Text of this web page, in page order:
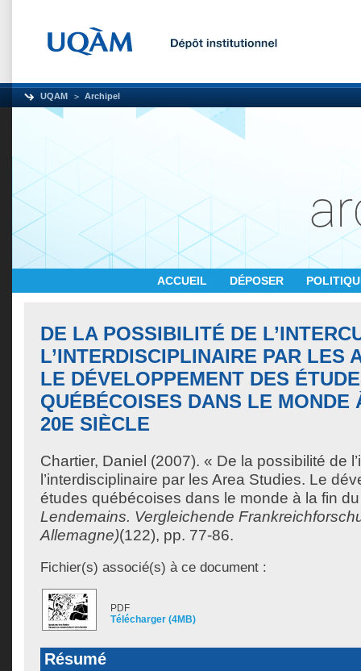
UQAM Archipel
ACCUEIL DÉPOSER
DE LA POSSIBILITÉ DE
L’INTERDISCIPLINAIRE PAR LES
LE DÉVELOPPEMENT DES
QUÉBÉCOISES DANS LE MONDE
20E SIÈCLE
Chartier, Daniel (2007). « De la possibilité de
l’interdisciplinaire par les Area Studies. Le
études québécoises dans le monde à la fin
Lendemains. Vergleichende
Allemagne)(122), pp. 77-86.
Fichier(s) associé(s) à ce document :
PDF
Télécharger (4MB)
Résumé